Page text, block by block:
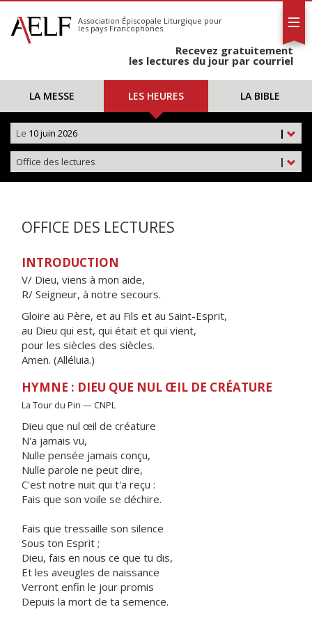
S'abonner
Calendrier
Association Épiscopale Liturgique pour
les pays Francophones
Recevez gratuitement
les lectures du jour par courriel
LA MESSE LES HEURES LA BIBLE
|
Le 10 juin 2026
|
Office des lectures
OFFICE DES LECTURES
INTRODUCTION
V/ Dieu, viens à mon aide,
R/ Seigneur, à notre secours.
Gloire au Père, et au Fils et au Saint-Esprit,
au Dieu qui est, qui était et qui vient,
pour les siècles des siècles.
Amen. (Alléluia.)
HYMNE : DIEU QUE NUL ŒIL DE CRÉATURE
La Tour du Pin — CNPL
Dieu que nul œil de créature
N'a jamais vu,
Nulle pensée jamais conçu,
Nulle parole ne peut dire,
C'est notre nuit qui t'a reçu :
Fais que son voile se déchire.
Fais que tressaille son silence
Sous ton Esprit ;
Dieu, fais en nous ce que tu dis,
Et les aveugles de naissance
Verront enfin le jour promis
Depuis la mort de ta semence.